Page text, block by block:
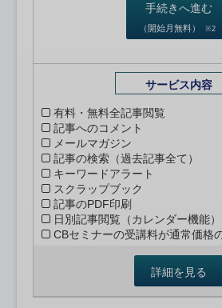
手続きへ進む
（開始月無料） ※2
サービス内容
有料・無料全記事閲覧
記事へのコメント
メールマガジン
記事の検索（過去記事全て）
キーワードアラート
スクラップブック
記事のPDF印刷
日別記事閲覧（カレンダー機能）
CBセミナーの受講料が通常価格
詳細を見る